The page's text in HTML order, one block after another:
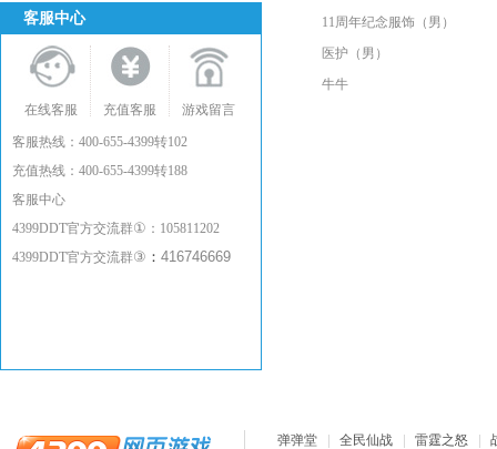
客服中心
在线客服 充值客服 游戏留言
客服热线：400-655-4399转102
充值热线：400-655-4399转188
客服中心
4399DDT官方交流群① ： 105811202
4399DDT官方交流群③ ： 416746669
11周年纪念服饰（男）
医护（男）
牛牛
弹弹堂 全民仙战 雷霆之怒